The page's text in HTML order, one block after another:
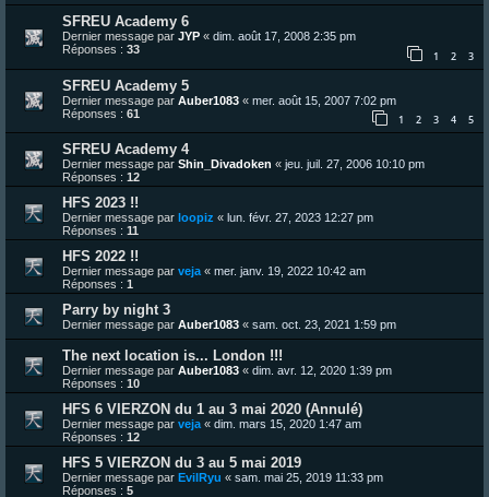
SFREU Academy 6
Dernier message par JYP « dim. août 17, 2008 2:35 pm
Réponses : 33 1 2 3
SFREU Academy 5
Dernier message par Auber1083 « mer. août 15, 2007 7:02 pm
Réponses : 61 1 2 3 4 5
SFREU Academy 4
Dernier message par Shin_Divadoken « jeu. juil. 27, 2006 10:10 pm
Réponses : 12
HFS 2023 !!
Dernier message par loopiz « lun. févr. 27, 2023 12:27 pm
Réponses : 11
HFS 2022 !!
Dernier message par veja « mer. janv. 19, 2022 10:42 am
Réponses : 1
Parry by night 3
Dernier message par Auber1083 « sam. oct. 23, 2021 1:59 pm
The next location is... London !!!
Dernier message par Auber1083 « dim. avr. 12, 2020 1:39 pm
Réponses : 10
HFS 6 VIERZON du 1 au 3 mai 2020 (Annulé)
Dernier message par veja « dim. mars 15, 2020 1:47 am
Réponses : 12
HFS 5 VIERZON du 3 au 5 mai 2019
Dernier message par EvilRyu « sam. mai 25, 2019 11:33 pm
Réponses : 5